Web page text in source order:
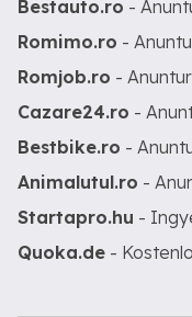
Bestauto.ro -
Romimo.ro -
Romjob.ro -
Cazare24.ro -
Bestbike.ro -
Animalutul.ro -
Startapro.hu -
Quoka.de -